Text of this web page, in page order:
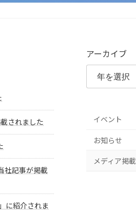
されました
社記事が掲載
に紹介されま
アーカイブ
イベント
お知らせ
メディア掲載